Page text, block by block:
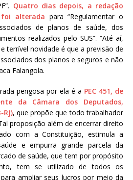
Quatro dias depois, a redação
alterada para “Regulamentar o
de planos de saúde, dos
realizados pelo SUS”. “Até aí,
terrível novidade é que a previsão de
dos planos e seguros e não
Falangola.
perigosa por ela é a PEC 451, de
da Câmara dos Deputados,
, que propõe que todo trabalhador
proposição além de encerrar direito
com a Constituição, estimula a
e empurra grande parcela da
de saúde, que tem por propósito
tem se utilizado de todos os
ampliar seus lucros por meio da